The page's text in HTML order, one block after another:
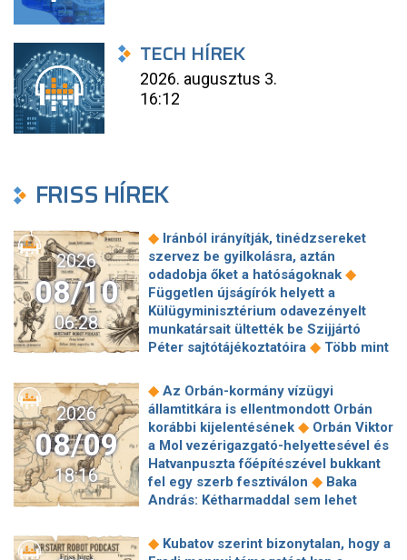
TECH HÍREK
2026. augusztus 3.
16:12
FRISS HÍREK
2026
08/10
06:28
◆ Iránból irányítják, tinédzsereket
szervez be gyilkolásra, aztán
odadobja őket a hatóságoknak ◆
Független újságírók helyett a
Külügyminisztérium odavezényelt
munkatársait ültették be Szijjártó
Péter sajtótájékoztatóira ◆ Több mint
Magyarországon, ebben az Orbán-
kormány keze is benne van◆A héten
akár teljesen leállhat az áruszállítás a
Rajna egyik legfontosabb szakaszán
az alacsony vízszint miatt
◆
Gazdasági összeomlásra számít
Trump Iránban ◆ Öt év alatt
helyzetet is előidézhet Baka András
2026
08/09
18:16
◆ Az Orbán-kormány vízügyi
államtitkára is ellentmondott Orbán
korábbi kijelentésének ◆ Orbán Viktor
a Mol vezérigazgató-helyettesével és
Hatvanpuszta főépítészével bukkant
fel egy szerb fesztiválon ◆ Baka
András: Kétharmaddal sem lehet
elutasítja Trump 15 pontos gázai
tervét ◆ Menczer Tamás Rogán
◆ Kubatov szerint bizonytalan, hogy a